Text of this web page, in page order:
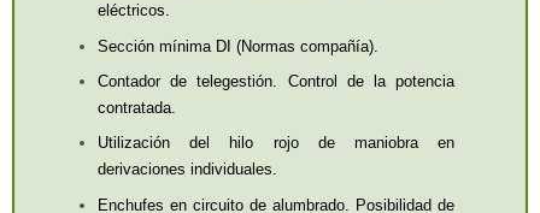
eléctricos.
Sección mínima DI (Normas compañía).
Contador de telegestión. Control de la potencia
contratada.
Utilización del hilo rojo de maniobra en
derivaciones individuales.
Enchufes en circuito de alumbrado. Posibilidad de
alumnos y la entidad comercial
que abonar 2 euros/
independientemente del parfil
del participante. La entidad
comercial promotora será la